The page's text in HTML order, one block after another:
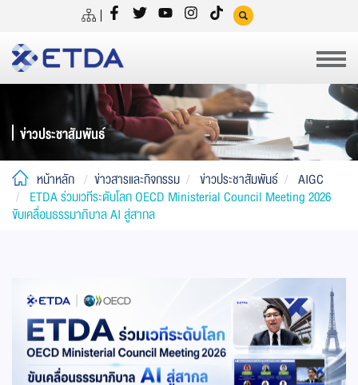
ข่าวประชาสัมพันธ์
หน้าหลัก ข่าวสารและกิจกรรม ข่าวประชาสัมพันธ์
AIGC
ETDA ร่วมเวทีระดับโลก OECD Ministerial Council Meeting 2026
ขับเคลื่อนธรรมาภิบาล AI สู่สากล